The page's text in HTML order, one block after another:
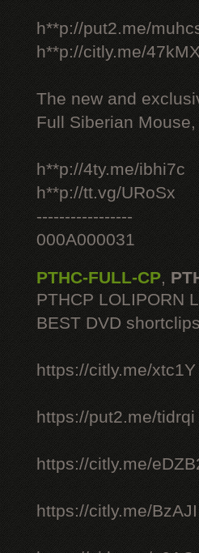
h**p://put2.me/
h**p://citly.me/
The new and
Full Siberian
h**p://4ty.me/ibhi7c
h**p://tt.vg/URoSx
-----------------
000A000031
PTHC-FULL-CP,
PTHCP LOLIPORN
BEST DVD
https://citly.me/xtc1Y
https://put2.me/tidrqi
https://citly.me/
https://citly.me/BzAJI